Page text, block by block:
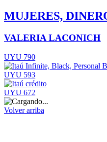
MUJERES,
VALERIA LACONICH
UYU 790
UYU 593
UYU 672
Volver arriba